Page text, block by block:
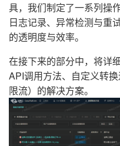
具，我们制定了一系列操
日志记录、异常检测与重
的透明度与效率。
在接下来的部分中，将详
API调用方法、自定义转
限流）的解决方案。